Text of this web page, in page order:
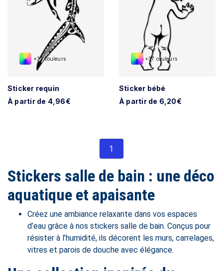
+37 couleurs
Sticker requin
À partir de 4,96€
+37 couleurs
Sticker bébé
À partir de 6,20€
1
Stickers salle de bain : une déco
aquatique et apaisante
Créez une ambiance relaxante dans vos espaces
d’eau grâce à nos stickers salle de bain. Conçus pour
résister à l’humidité, ils décorent les murs, carrelages,
vitres et parois de douche avec élégance.